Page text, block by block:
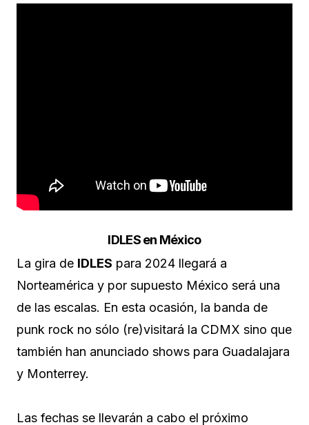
IDLES en México
La gira de IDLES para 2024 llegará a
Norteamérica y por supuesto México será una
de las escalas. En esta ocasión, la banda de
punk rock no sólo (re)visitará la CDMX sino que
también han anunciado shows para Guadalajara
y Monterrey.
Las fechas se llevarán a cabo el próximo